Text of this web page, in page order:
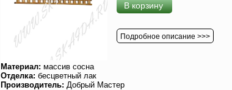
В корзину
Подробное описание >>>
Материал: массив сосна
Отделка: бесцветный лак
Производитель: Добрый Мастер